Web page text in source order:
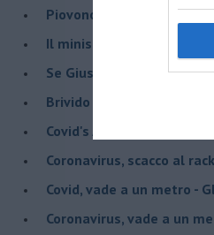
Piovono DPCM
Il ministro mi ama
Se Giuseppe Conte si
Brivido di terrore... la
Covid's Anatomy
Coronavirus, scacco al
Covid, vade a un metro -
Coronavirus, vade a un